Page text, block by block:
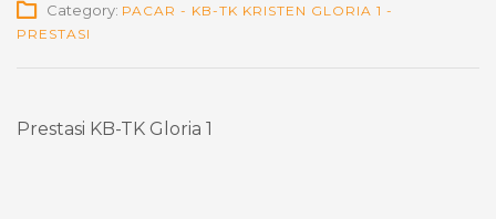
Category: PACAR - KB-TK KRISTEN GLORIA 1 -
PRESTASI
Prestasi KB-TK Gloria 1